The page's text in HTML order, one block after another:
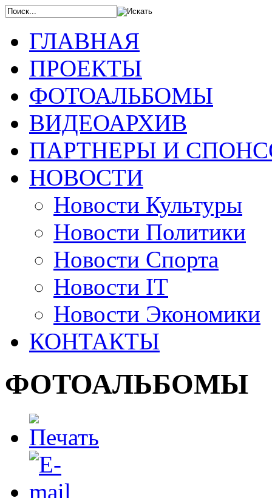
ГЛАВНАЯ
ПРОЕКТЫ
ФОТОАЛЬБОМЫ
ВИДЕОАРХИВ
ПАРТНЕРЫ И
НОВОСТИ
Новости Культуры
Новости Политики
Новости Спорта
Новости IT
Новости Экономики
КОНТАКТЫ
ФОТОАЛЬБОМЫ